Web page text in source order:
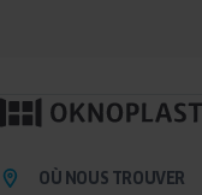
OÙ NOUS TROUVER